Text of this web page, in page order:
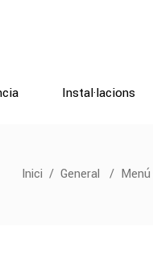
Instal·lacions
Inici / General /